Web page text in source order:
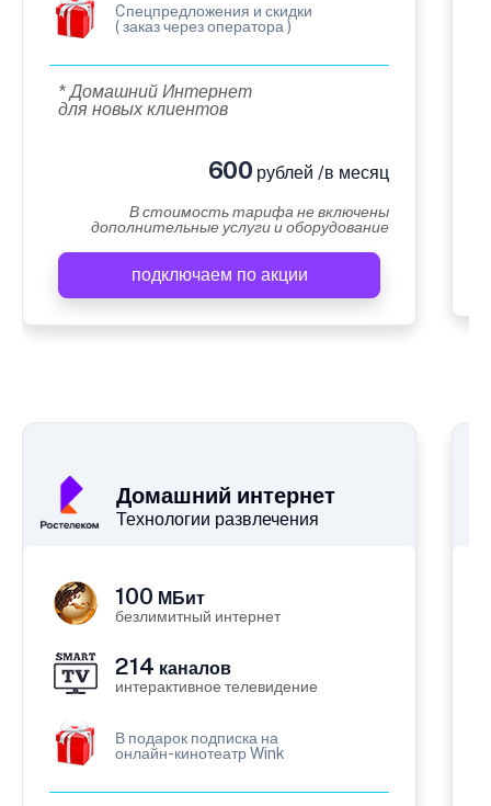
Cпецпредложения и скидки
( заказ через оператора )
* Домашний Интернет
для новых клиентов
600 рублей /в месяц
В стоимость тарифа не включены
дополнительные услуги и оборудование
подключаем по акции
Домашний интернет
Технологии развлечения
100 МБит
безлимитный интернет
214 каналов
интерактивное телевидение
В подарок подписка на
онлайн-кинотеатр Wink